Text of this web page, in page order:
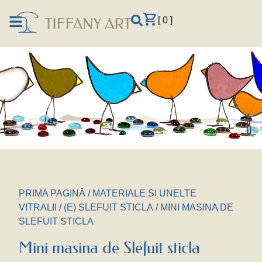
[ 0 ]
PRIMA PAGINĂ / MATERIALE SI UNELTE
VITRALII
/ (E) SLEFUIT STICLA / MINI MASINA DE
SLEFUIT STICLA
Mini masina de Slefuit sticla